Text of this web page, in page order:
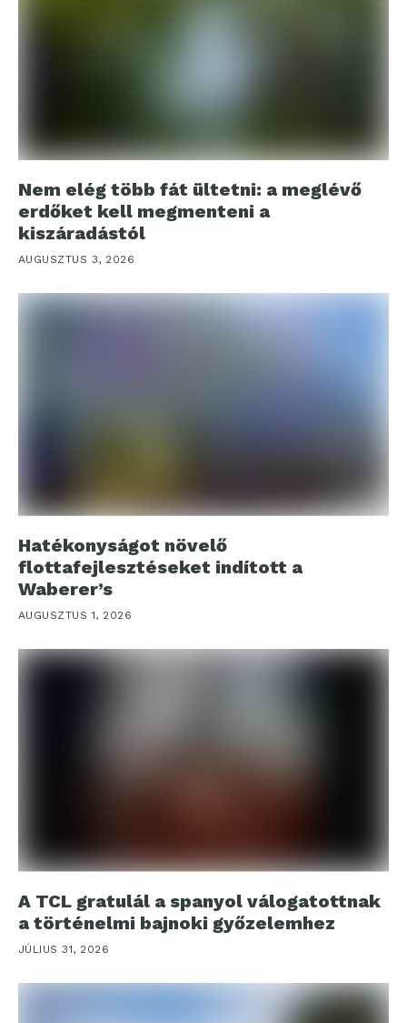
Nem elég több fát ültetni: a meglévő
erdőket kell megmenteni a
kiszáradástól
AUGUSZTUS 3, 2026
Hatékonyságot növelő
flottafejlesztéseket indított a
Waberer’s
AUGUSZTUS 1, 2026
A TCL gratulál a spanyol válogatottnak
a történelmi bajnoki győzelemhez
JÚLIUS 31, 2026